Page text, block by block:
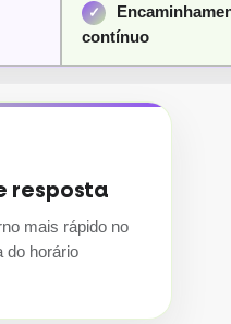
contínuo
resposta
mais rápido no
do horário